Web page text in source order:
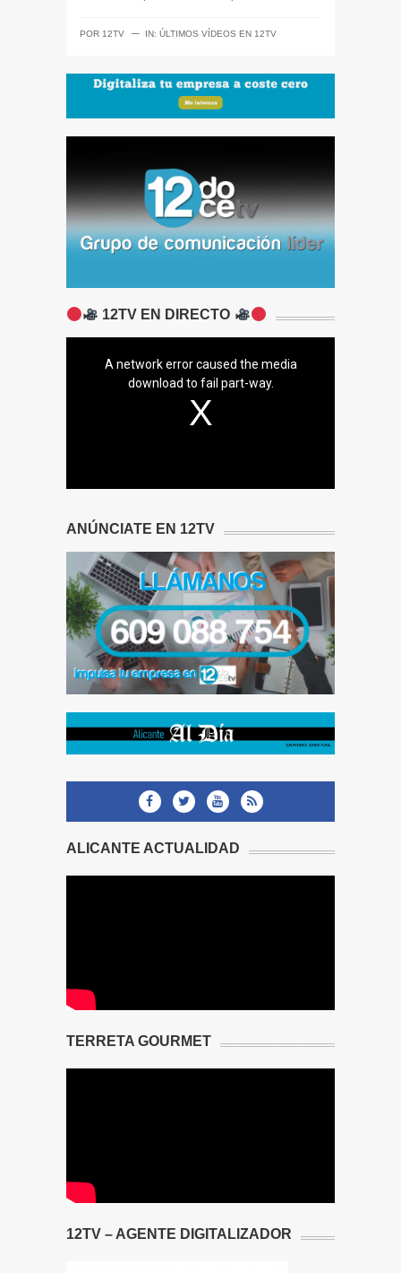
POR 12TV ─ IN: ÚLTIMOS VÍDEOS EN 12TV
12TV EN DIRECTO
A network error caused the media
download to fail part-way.
ANÚNCIATE EN 12TV
ALICANTE ACTUALIDAD
TERRETA GOURMET
12TV – AGENTE DIGITALIZADOR